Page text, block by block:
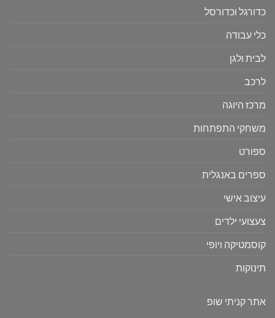
כדורגל וכדורסל
כלי עבודה
לבית ולגן
לרכב
מרכז היוגה
משחקי התפתחות
ספורט
ספרים באנגלית
עיצוב אישי
צעצועי ילדים
קוסמטיקה ויופי
תינוקות
אתר קניתי שופ